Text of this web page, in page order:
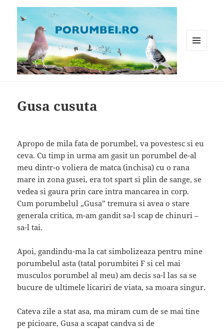
Gusa cusuta
Apropo de mila fata de porumbel, va povestesc si eu
ceva. Cu timp in urma am gasit un porumbel de-al
meu dintr-o voliera de matca (inchisa) cu o rana
mare in zona gusei, era tot spart si plin de sange, se
vedea si gaura prin care intra mancarea in corp.
Cum porumbelul „Gusa” tremura si avea o stare
generala critica, m-am gandit sa-l scap de chinuri –
sa-l tai.
Apoi, gandindu-ma la cat simbolizeaza pentru mine
porumbelul asta (tatal porumbitei F si cel mai
musculos porumbel al meu) am decis sa-l las sa se
bucure de ultimele licariri de viata, sa moara singur.
Cateva zile a stat asa, ma miram cum de se mai tine
pe picioare, Gusa a scapat candva si de